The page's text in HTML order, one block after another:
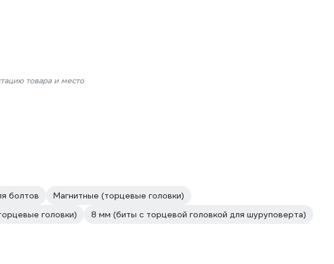
товара и место
болтов
Магнитные (торцевые головки)
головки)
8 мм (биты с торцевой головкой для шуруповерта)